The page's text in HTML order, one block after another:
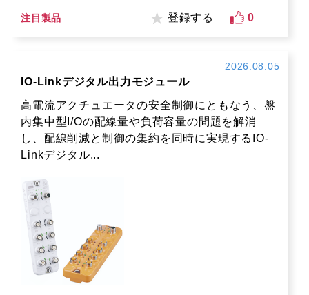
注目製品 登録する 0
2026.08.05
IO-Linkデジタル出力モジュール
高電流アクチュエータの安全制御にともなう、盤
内集中型I/Oの配線量や負荷容量の問題を解消
し、配線削減と制御の集約を同時に実現するIO-
Linkデジタル...